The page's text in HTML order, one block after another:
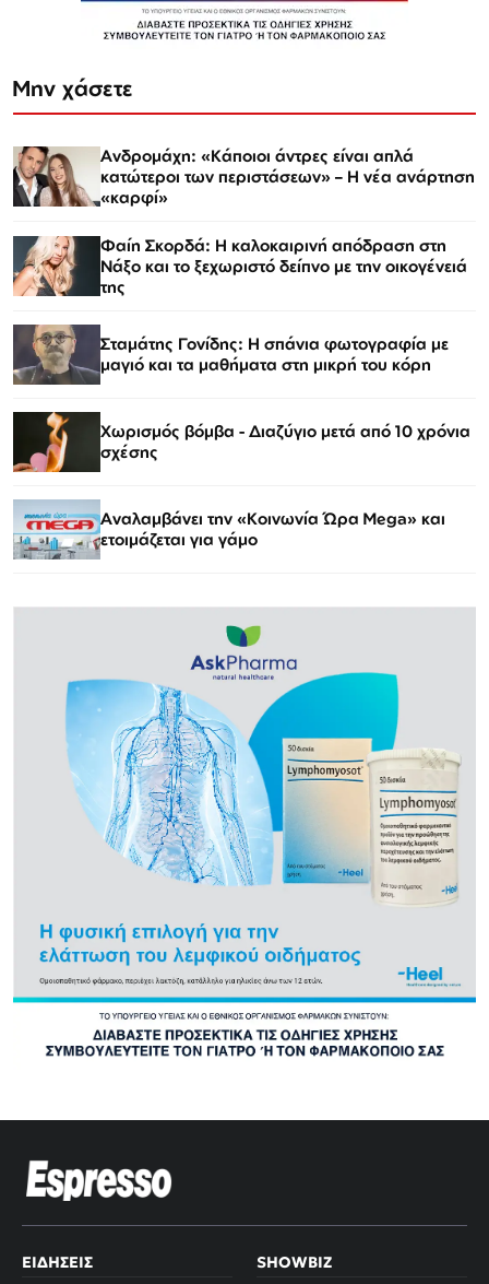
Μην χάσετε
Ανδρομάχη: «Κάποιοι άντρες είναι απλά
κατώτεροι των περιστάσεων» – Η νέα ανάρτηση
«καρφί»
Φαίη Σκορδά: Η καλοκαιρινή απόδραση στη
Νάξο και το ξεχωριστό δείπνο με την οικογένειά
της
Σταμάτης Γονίδης: Η σπάνια φωτογραφία με
μαγιό και τα μαθήματα στη μικρή του κόρη
Χωρισμός βόμβα - Διαζύγιο μετά από 10 χρόνια
σχέσης
Αναλαμβάνει την «Κοινωνία Ώρα Mega» και
ετοιμάζεται για γάμο
ΕΙΔΉΣΕΙΣ SHOWBIZ